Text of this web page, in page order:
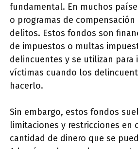
fundamental. En muchos
o programas de
delitos. Estos fondos son
de impuestos o multas
delincuentes y se utilizan para
víctimas cuando los
hacerlo.
Sin embargo, estos fondos
limitaciones y restricciones en
cantidad de dinero que se